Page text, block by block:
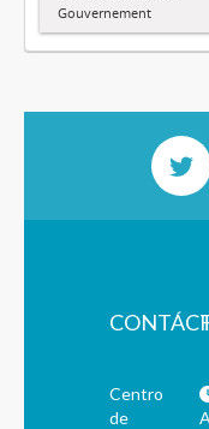
Gouvernement
Centro
de